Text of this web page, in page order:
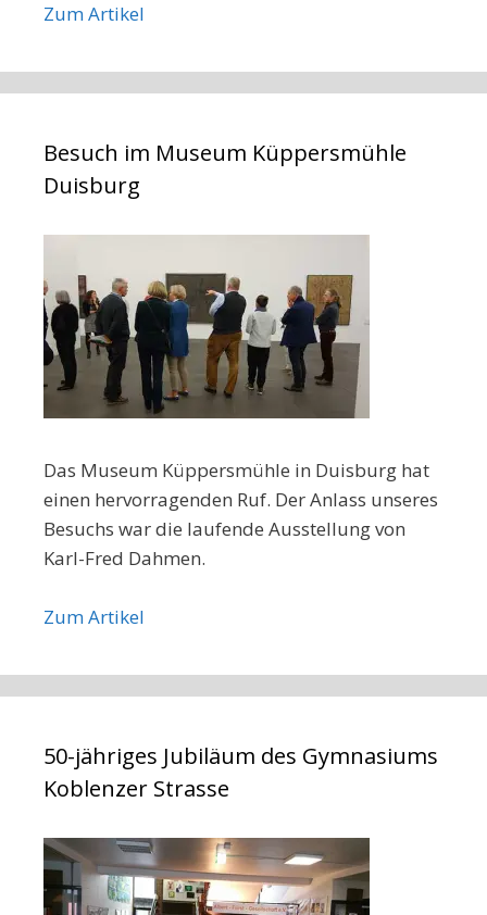
Zum Artikel
Besuch im Museum Küppersmühle
Duisburg
Das Museum Küppersmühle in Duisburg hat
einen hervorragenden Ruf. Der Anlass unseres
Besuchs war die laufende Ausstellung von
Karl-Fred Dahmen.
Zum Artikel
50-jähriges Jubiläum des Gymnasiums
Koblenzer Strasse